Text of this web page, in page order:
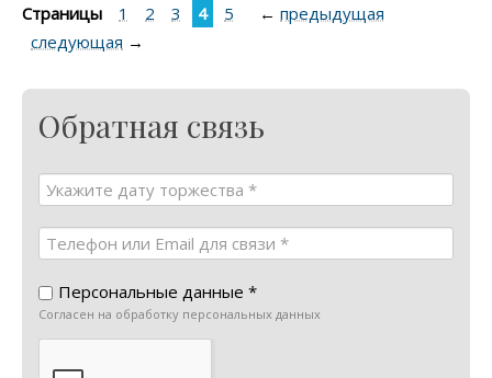
Страницы 1 2 3 4 5 ← предыдущая
следующая →
Обратная связь
Персональные данные *
Согласен на обработку персональных данных